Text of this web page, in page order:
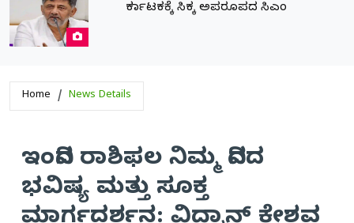
ಕರ್ನಾಟಕಕ್ಕೆ ಸಿಕ್ಕ ಅಪರೂಪದ ಸಿಎಂ
Home News Details
ಇಂದಿನ ರಾಶಿಫಲ ನಿಮ್ಮ ದಿನದ
ಭವಿಷ್ಯ ಮತ್ತು ಸೂಕ್ತ